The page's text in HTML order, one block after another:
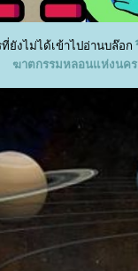
ยังไม่ได้เข้าไปอ่านบล๊อก
ฆาตกรรมหลอนแห่งนคร